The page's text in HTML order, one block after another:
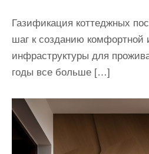
Газификация коттеджных
шаг к созданию комфортной
инфраструктуры для
годы все больше […]